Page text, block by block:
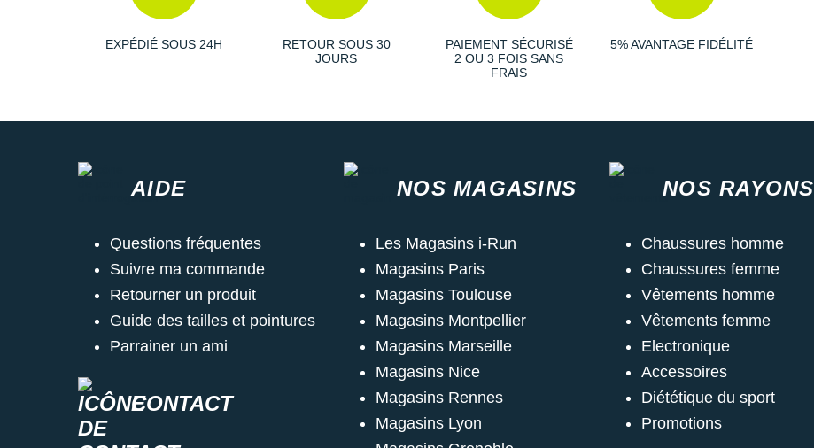
EXPÉDIÉ SOUS 24H
RETOUR SOUS 30
JOURS
PAIEMENT SÉCURISÉ
2 OU 3 FOIS SANS
FRAIS
5% AVANTAGE FIDÉLITÉ
CONTACT
AIDE
Questions fréquentes
Suivre ma commande
Retourner un produit
Guide des tailles et pointures
Parrainer un ami
NOS MAGASINS
Les Magasins i-Run
Magasins Paris
Magasins Toulouse
Magasins Montpellier
Magasins Marseille
Magasins Nice
Magasins Rennes
Magasins Lyon
NOS RAYONS
Chaussures homme
Chaussures femme
Vêtements homme
Vêtements femme
Electronique
Accessoires
Diététique du sport
Promotions